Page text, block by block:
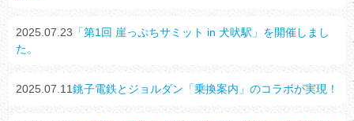
2025.07.23 「第1回 崖っぷちサミット in 犬吠駅」を開催しまし
た。
2025.07.11銚子電鉄とジョルダン「乗換案内」のコラボが実現！